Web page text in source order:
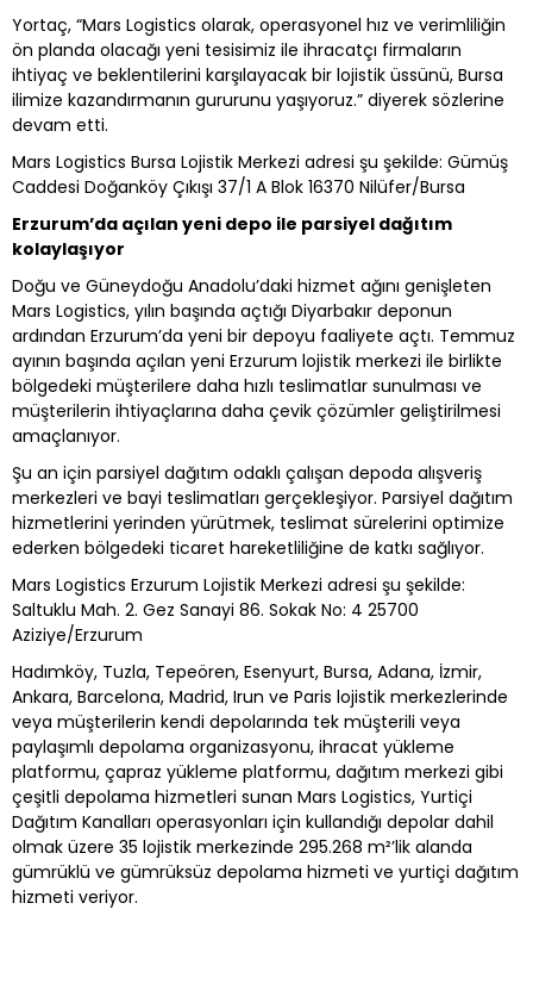
Yortaç, “Mars Logistics olarak, operasyonel hız ve verimliliğin
ön planda olacağı yeni tesisimiz ile ihracatçı firmaların
ihtiyaç ve beklentilerini karşılayacak bir lojistik üssünü, Bursa
ilimize kazandırmanın gururunu yaşıyoruz.” diyerek sözlerine
devam etti.
Mars Logistics Bursa Lojistik Merkezi adresi şu şekilde: Gümüş
Caddesi Doğanköy Çıkışı 37/1 A Blok 16370 Nilüfer/Bursa
Erzurum’da açılan yeni depo ile parsiyel dağıtım
kolaylaşıyor
Doğu ve Güneydoğu Anadolu’daki hizmet ağını genişleten
Mars Logistics, yılın başında açtığı Diyarbakır deponun
ardından Erzurum’da yeni bir depoyu faaliyete açtı. Temmuz
ayının başında açılan yeni Erzurum lojistik merkezi ile birlikte
bölgedeki müşterilere daha hızlı teslimatlar sunulması ve
müşterilerin ihtiyaçlarına daha çevik çözümler geliştirilmesi
amaçlanıyor.
Şu an için parsiyel dağıtım odaklı çalışan depoda alışveriş
merkezleri ve bayi teslimatları gerçekleşiyor. Parsiyel dağıtım
hizmetlerini yerinden yürütmek, teslimat sürelerini optimize
ederken bölgedeki ticaret hareketliliğine de katkı sağlıyor.
Mars Logistics Erzurum Lojistik Merkezi adresi şu şekilde:
Saltuklu Mah. 2. Gez Sanayi 86. Sokak No: 4 25700
Aziziye/Erzurum
Hadımköy, Tuzla, Tepeören, Esenyurt, Bursa, Adana, İzmir,
Ankara, Barcelona, Madrid, Irun ve Paris lojistik merkezlerinde
veya müşterilerin kendi depolarında tek müşterili veya
paylaşımlı depolama organizasyonu, ihracat yükleme
platformu, çapraz yükleme platformu, dağıtım merkezi gibi
çeşitli depolama hizmetleri sunan Mars Logistics, Yurtiçi
Dağıtım Kanalları operasyonları için kullandığı depolar dahil
olmak üzere 35 lojistik merkezinde 295.268 m²’lik alanda
gümrüklü ve gümrüksüz depolama hizmeti ve yurtiçi dağıtım
hizmeti veriyor.